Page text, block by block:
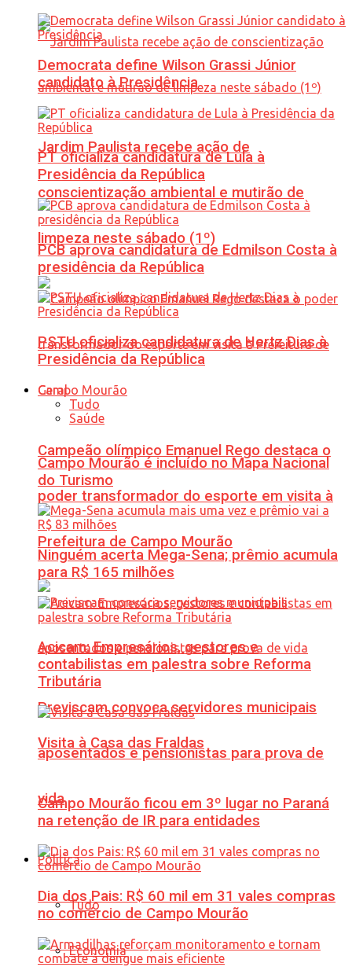
Jardim Paulista recebe ação de
conscientização ambiental e mutirão de
limpeza neste sábado (1º)
Campeão olímpico Emanuel Rego destaca o
poder transformador do esporte em visita à
Prefeitura de Campo Mourão
Previscam convoca servidores municipais
aposentados e pensionistas para prova de
vida
Política
Tudo
Economia
Democrata define Wilson Grassi Júnior
candidato à Presidência
PT oficializa candidatura de Lula à
Presidência da República
PCB aprova candidatura de Edmilson Costa à
presidência da República
PSTU oficializa candidatura de Hertz Dias à
Presidência da República
Geral
Tudo
Saúde
Campo Mourão é incluído no Mapa Nacional
do Turismo
Ninguém acerta Mega-Sena; prêmio acumula
para R$ 165 milhões
Acicam: Empresários, gestores e
contabilistas em palestra sobre Reforma
Tributária
Visita à Casa das Fraldas
Campo Mourão ficou em 3º lugar no Paraná
na retenção de IR para entidades
Dia dos Pais: R$ 60 mil em 31 vales compras
no comércio de Campo Mourão